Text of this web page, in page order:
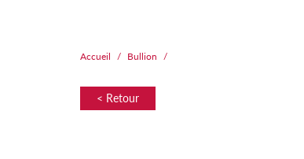
Accueil Bullion
< Retour